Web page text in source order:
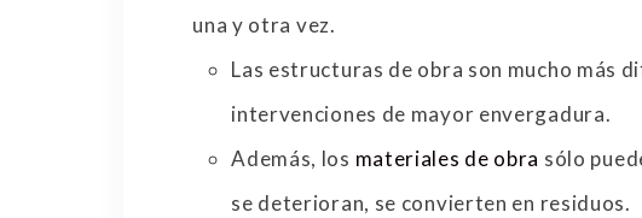
una y otra vez.
Las estructuras de obra son mucho más
intervenciones de mayor envergadura.
Además, los materiales de obra sólo
se deterioran, se convierten en residuos.